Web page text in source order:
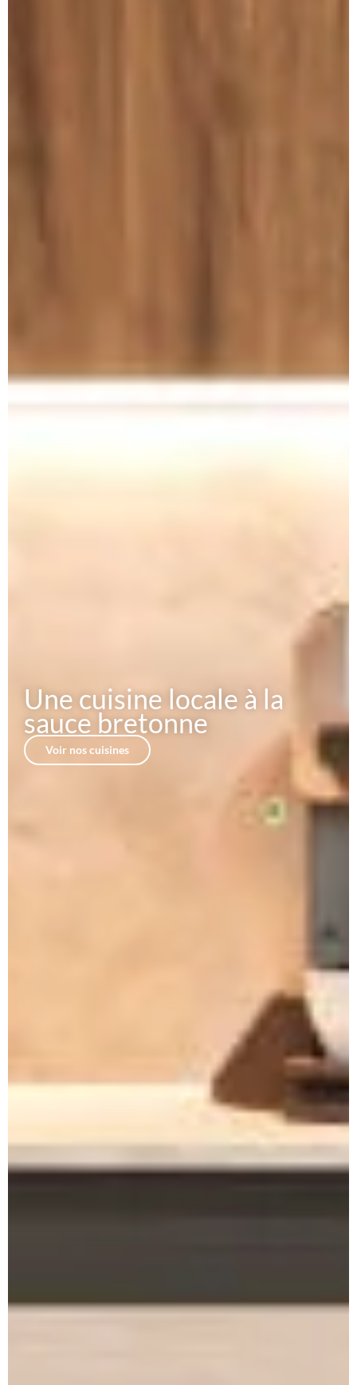
Une cuisine locale à la
sauce bretonne
Voir nos cuisines